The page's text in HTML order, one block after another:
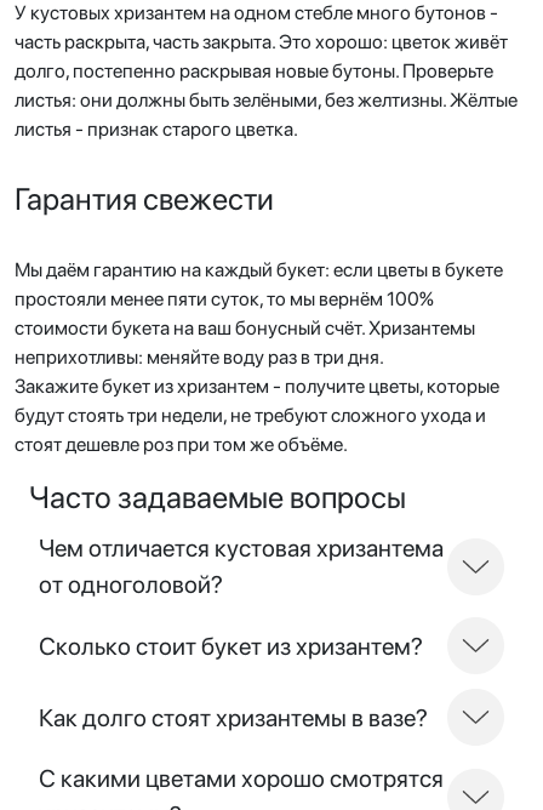
У кустовых хризантем на одном стебле много бутонов -
часть раскрыта, часть закрыта. Это хорошо: цветок живёт
долго, постепенно раскрывая новые бутоны. Проверьте
листья: они должны быть зелёными, без желтизны. Жёлтые
листья - признак старого цветка.
Гарантия свежести
Мы даём гарантию на каждый букет: если цветы в букете
простояли менее пяти суток, то мы вернём 100%
стоимости букета на ваш бонусный счёт. Хризантемы
неприхотливы: меняйте воду раз в три дня.
Закажите букет из хризантем - получите цветы, которые
будут стоять три недели, не требуют сложного ухода и
стоят дешевле роз при том же объёме.
Часто задаваемые вопросы
Чем отличается кустовая хризантема
от одноголовой?
Сколько стоит букет из хризантем?
Как долго стоят хризантемы в вазе?
С какими цветами хорошо смотрятся